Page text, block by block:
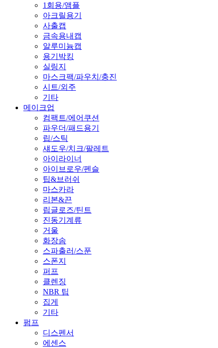
1회용/앰플
아크릴용기
사출캡
금속용내캡
알루미늄캡
용기박킹
실링지
마스크팩/파우치/충진
시트/외주
기타
메이크업
컴팩트/에어쿠션
파우더/패드용기
립/스틱
섀도우/치크/팔레트
아이라이너
아이브로우/펜슬
팁&브러쉬
마스카라
리본&끈
립글로즈/틴트
진동기계류
거울
화장솜
스파출러/스푼
스폰지
퍼프
클렌징
NBR 팁
집게
기타
펌프
디스펜서
에센스